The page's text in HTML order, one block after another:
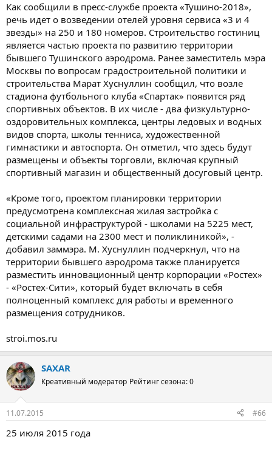
Как сообщили в пресс-службе проекта «Тушино-2018»,
речь идет о возведении отелей уровня сервиса «3 и 4
звезды» на 250 и 180 номеров. Строительство гостиниц
является частью проекта по развитию территории
бывшего Тушинского аэродрома. Ранее заместитель мэра
Москвы по вопросам градостроительной политики и
строительства Марат Хуснуллин сообщил, что возле
стадиона футбольного клуба «Спартак» появится ряд
спортивных объектов. В их числе - два физкультурно-
оздоровительных комплекса, центры ледовых и водных
видов спорта, школы тенниса, художественной
гимнастики и автоспорта. Он отметил, что здесь будут
размещены и объекты торговли, включая крупный
спортивный магазин и общественный досуговый центр.
«Кроме того, проектом планировки территории
предусмотрена комплексная жилая застройка с
социальной инфраструктурой - школами на 5225 мест,
детскими садами на 2300 мест и поликлиникой», -
добавил заммэра. М. Хуснуллин подчеркнул, что на
территории бывшего аэродрома также планируется
разместить инновационный центр корпорации «Ростех»
- «Ростех-Сити», который будет включать в себя
полноценный комплекс для работы и временного
размещения сотрудников.
stroi.mos.ru
SAXAR
Креативный модератор Рейтинг сезона: 0
11.07.2015 #66
25 июля 2015 года